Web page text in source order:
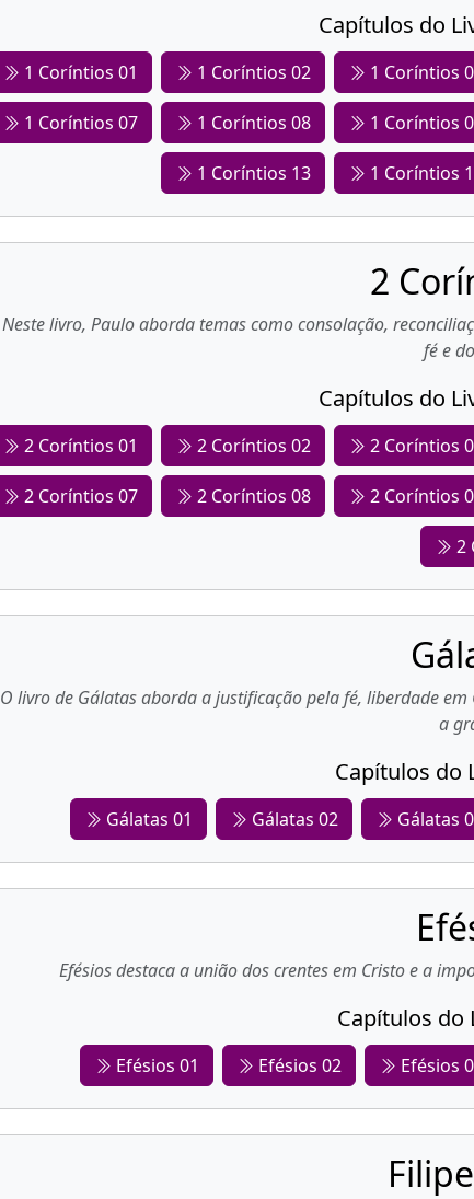
Capítulos do
1 Coríntios 01 1 Coríntios 02 1 Coríntios
1 Coríntios 07 1 Coríntios 08 1 Coríntios
1 Coríntios 13 1 Coríntios
2
Neste livro, Paulo aborda temas como consolação,
fé e
Capítulos do
2 Coríntios 01 2 Coríntios 02 2 Coríntios
2 Coríntios 07 2 Coríntios 08 2 Coríntios
2
O livro de Gálatas aborda a justificação pela fé, liberdade
a
Capítulos do
Gálatas 01 Gálatas 02 Gálatas
Efésios destaca a união dos crentes em Cristo e a
Capítulos do
Efésios 01 Efésios 02 Efésios